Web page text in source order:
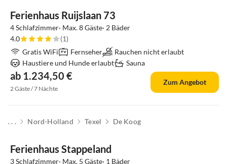
Ferienhaus Ruijslaan 73
4 Schlafzimmer· Max. 8 Gäste· 2 Bäder
4.0
(1)
Gratis WiFi
Fernseher
Rauchen nicht erlaubt
Haustiere und Hunde erlaubt
Sauna
ab 1.234,50 €
2 Gäste / 7 Nächte
Zum Angebot
. . . Nord-Holland Texel De Koog
Ferienhaus Stappeland
3 Schlafzimmer· Max. 5 Gäste· 1 Bäder